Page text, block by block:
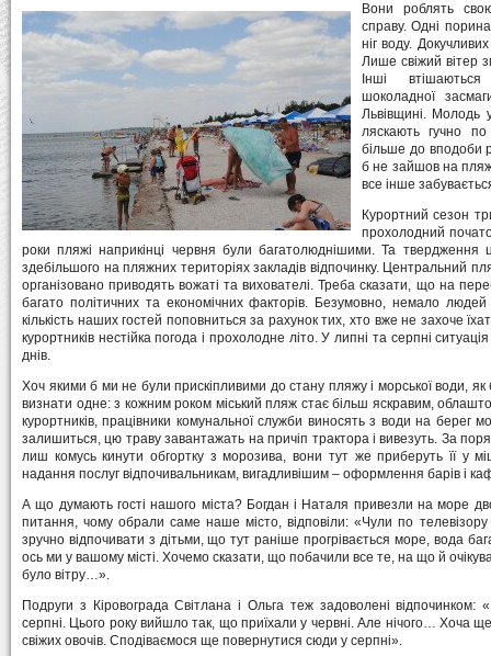
Вони роблять
справу. Одні
ніг воду.
Лише свіжий вітер
Інші
шоколадної
Львівщині. Молодь
ляскають гучно
більше до вподоби
б не зайшов на
все інше
Курортний сезон
прохолодний
роки пляжі наприкінці червня були багатолюднішими. Та твердження
здебільшого на пляжних територіях закладів відпочинку. Центральний
організовано приводять вожаті та вихователі. Треба сказати, що на
багато політичних та економічних факторів. Безумовно, немало
кількість наших гостей поповниться за рахунок тих, хто вже не захоче
курортників нестійка погода і прохолодне літо. У липні та серпні
днів.
Хоч якими б ми не були прискіпливими до стану пляжу і морської води,
визнати одне: з кожним роком міський пляж стає більш яскравим,
курортників, працівники комунальної служби виносять з води на берег
залишиться, цю траву завантажать на причіп трактора і вивезуть. За
лиш комусь кинути обгортку з морозива, вони тут же приберуть її у
надання послуг відпочивальникам, вигадливішим – оформлення барів і
А що думають гості нашого міста? Богдан і Наталя привезли на море
питання, чому обрали саме наше місто, відповіли: «Чули по
зручно відпочивати з дітьми, що тут раніше прогрівається море, вода
ось ми у вашому місті. Хочемо сказати, що побачили все те, на що й
було вітру…».
Подруги з Кіровограда Світлана і Ольга теж задоволені
серпні. Цього року вийшло так, що приїхали у червні. Але нічого… Хоча
свіжих овочів. Сподіваємося ще повернутися сюди у серпні».